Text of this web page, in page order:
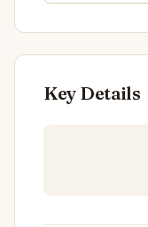
Key Details